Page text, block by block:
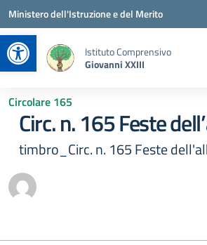
Apri la barra degli
Vai ai contenuti
Vai al menu di navigazione
Vai al footer
Ministero dell'Istruzione e del Merito
Istituto Comprensivo
Giovanni XXIII
Circolare 165
Circ. n. 165 Feste
timbro_Circ. n. 165 Feste